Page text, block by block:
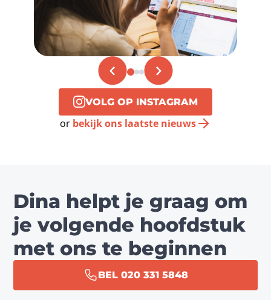
VOLG OP INSTAGRAM
or bekijk ons laatste nieuws
Dina helpt je graag om
je volgende hoofdstuk
met ons te beginnen
BEL 020 331 5848